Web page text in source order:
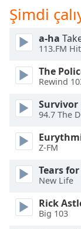
Subtitles
subtitles
settings,
opens
subtitles
dialog
subtitles
selected
Audio
Track
Picture-
in-
Picture
Şimdi
a-ha
113.FM
The
Rewind
Survivor
94.7 The
Z-FM
Tears
New Life
Rick
Big 103